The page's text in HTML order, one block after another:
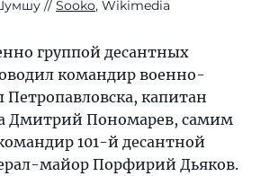
Sooko, Wikimedia
группой десантных
командир военно-
Петропавловска, капитан
Дмитрий Пономарев, самим
101-й десантной
майор Порфирий Дьяков.